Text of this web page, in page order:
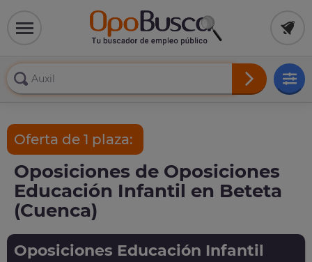
Oferta de 1 plaza:
Oposiciones de Oposiciones
Educación Infantil en Beteta
(Cuenca)
Oposiciones Educación Infantil